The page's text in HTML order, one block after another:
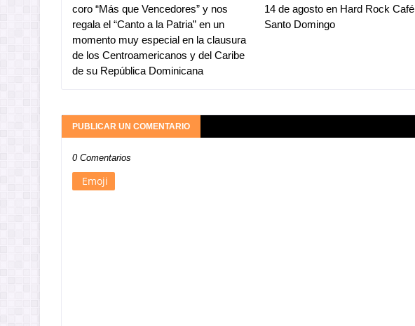
coro “Más que Vencedores” y nos
regala el “Canto a la Patria” en un
momento muy especial en la clausura
de los Centroamericanos y del Caribe
de su República Dominicana
14 de agosto en Hard Rock Café
Santo Domingo
PUBLICAR UN COMENTARIO
0 Comentarios
Emoji